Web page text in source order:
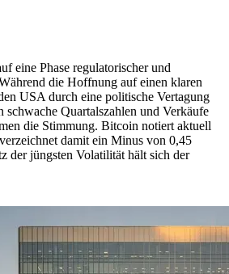
eine Phase regulatorischer und
die Hoffnung auf einen klaren
USA durch eine politische Vertagung
schwache Quartalszahlen und Verkäufe
die Stimmung. Bitcoin notiert aktuell
damit ein Minus von 0,45
der jüngsten Volatilität hält sich der